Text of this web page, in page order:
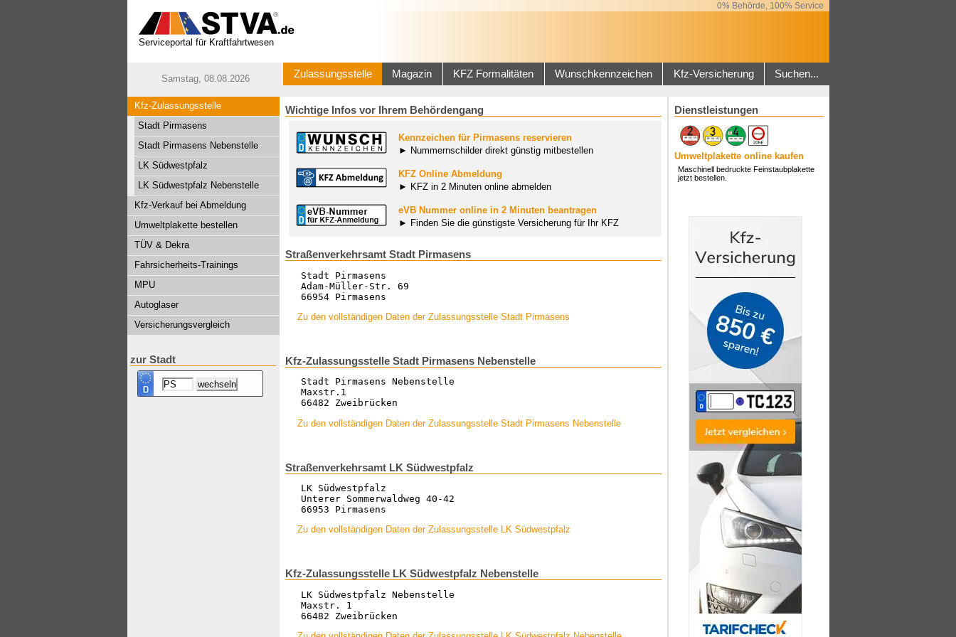
0% Behörde, 100% Service
Serviceportal für Kraftfahrtwesen
Samstag, 08.08.2026 Zulassungsstelle Magazin KFZ Formalitäten Wunschkennzeichen Kfz-Versicherung Suchen...
Kfz-Zulassungsstelle
Stadt Pirmasens
Stadt Pirmasens Nebenstelle
LK Südwestpfalz
LK Südwestpfalz Nebenstelle
Kfz-Verkauf bei Abmeldung
Umweltplakette bestellen
TÜV & Dekra
Fahrsicherheits-Trainings
MPU
Autoglaser
Versicherungsvergleich
zur Stadt
Wichtige Infos vor Ihrem Behördengang
Kennzeichen für Pirmasens reservieren
► Nummernschilder direkt günstig mitbestellen
KFZ Online Abmeldung
► KFZ in 2 Minuten online abmelden
eVB Nummer online in 2 Minuten beantragen
► Finden Sie die günstigste Versicherung für Ihr KFZ
Straßenverkehrsamt Stadt Pirmasens
Stadt Pirmasens
Adam-Müller-Str. 69
66954 Pirmasens
Zu den vollständigen Daten der Zulassungsstelle Stadt Pirmasens
Kfz-Zulassungsstelle Stadt Pirmasens Nebenstelle
Stadt Pirmasens Nebenstelle
Maxstr.1
66482 Zweibrücken
Zu den vollständigen Daten der Zulassungsstelle Stadt Pirmasens Nebenstelle
Straßenverkehrsamt LK Südwestpfalz
LK Südwestpfalz
Unterer Sommerwaldweg 40-42
66953 Pirmasens
Zu den vollständigen Daten der Zulassungsstelle LK Südwestpfalz
Kfz-Zulassungsstelle LK Südwestpfalz Nebenstelle
LK Südwestpfalz Nebenstelle
Maxstr. 1
66482 Zweibrücken
Dienstleistungen
Umweltplakette online kaufen
Maschinell bedruckte Feinstaubplakette
jetzt bestellen.